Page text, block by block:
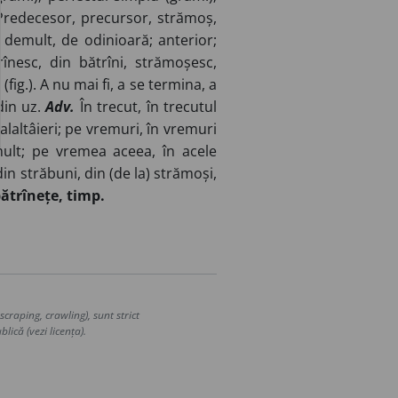
precursor, strămoș,
de odinioară; anterior;
din bătrîni, strămoșesc,
A nu mai fi, a se termina, a
uz.Adv. În trecut, în trecutul
pe vremuri, în vremuri
pe vremea aceea, în acele
străbuni, din (de la) strămoși,
timp.
crawling), sunt strict
(vezi licența).